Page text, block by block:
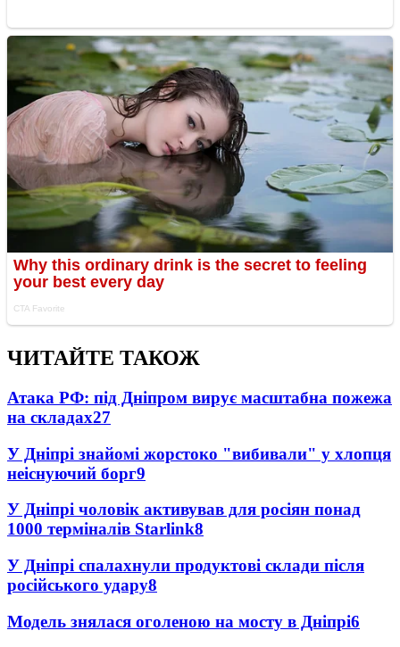
ЧИТАЙТЕ ТАКОЖ
Атака РФ: під Дніпром вирує масштабна пожежа
на складах27
У Дніпрі знайомі жорстоко "вибивали" у хлопця
неіснуючий борг9
У Дніпрі чоловік активував для росіян понад
1000 терміналів Starlink8
У Дніпрі спалахнули продуктові склади після
російського удару8
Модель знялася оголеною на мосту в Дніпрі6